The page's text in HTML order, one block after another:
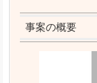
事案の概要